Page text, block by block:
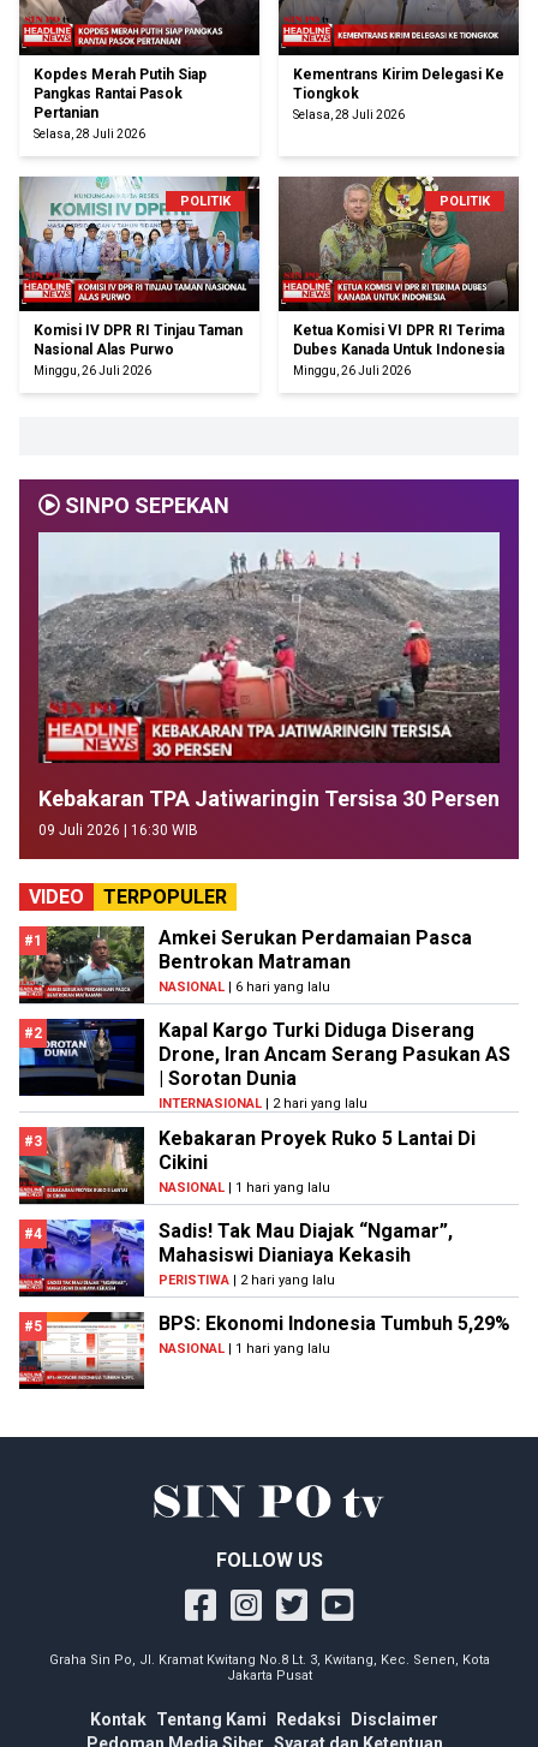
Kopdes Merah Putih Siap
Pangkas Rantai Pasok
Pertanian
Selasa, 28 Juli 2026
Kementrans Kirim Delegasi Ke
Tiongkok
Selasa, 28 Juli 2026
POLITIK
Komisi IV DPR RI Tinjau Taman
Nasional Alas Purwo
Minggu, 26 Juli 2026
POLITIK
Ketua Komisi VI DPR RI Terima
Dubes Kanada Untuk Indonesia
Minggu, 26 Juli 2026
SINPO SEPEKAN
Kebakaran TPA Jatiwaringin Tersisa 30 Persen
09 Juli 2026 | 16:30 WIB
VIDEO TERPOPULER
#1
Amkei Serukan Perdamaian Pasca
Bentrokan Matraman
NASIONAL | 6 hari yang lalu
#2
Kapal Kargo Turki Diduga Diserang
Drone, Iran Ancam Serang Pasukan AS
| Sorotan Dunia
INTERNASIONAL | 2 hari yang lalu
#3
Kebakaran Proyek Ruko 5 Lantai Di
Cikini
NASIONAL | 1 hari yang lalu
#4
Sadis! Tak Mau Diajak “Ngamar”,
Mahasiswi Dianiaya Kekasih
PERISTIWA | 2 hari yang lalu
#5 BPS: Ekonomi Indonesia Tumbuh 5,29%
NASIONAL | 1 hari yang lalu
FOLLOW US
Graha Sin Po, Jl. Kramat Kwitang No.8 Lt. 3, Kwitang, Kec. Senen, Kota
Jakarta Pusat
Kontak Tentang Kami Redaksi
Disclaimer